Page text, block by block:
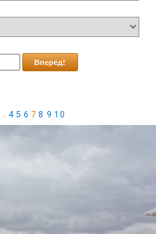
Вперёд!
4 5 6 78 9 10